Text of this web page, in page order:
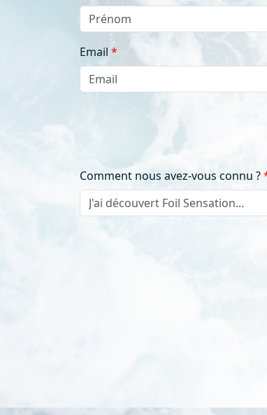
Email
Comment nous avez-vous connu ?
J'ai découvert Foil Sensation...